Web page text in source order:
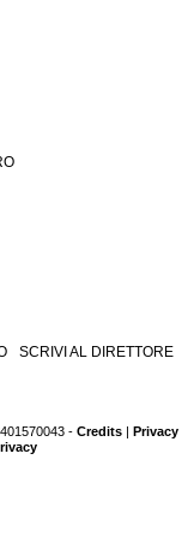
SCRIVI AL DIRETTORE
- Credits | Privacy